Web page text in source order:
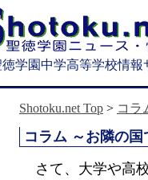
学園中学高等学校情報
Shotoku.net Top > コラ
コラム ～お隣の
さて、大学や高